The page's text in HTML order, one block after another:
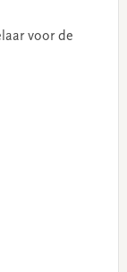
voor de